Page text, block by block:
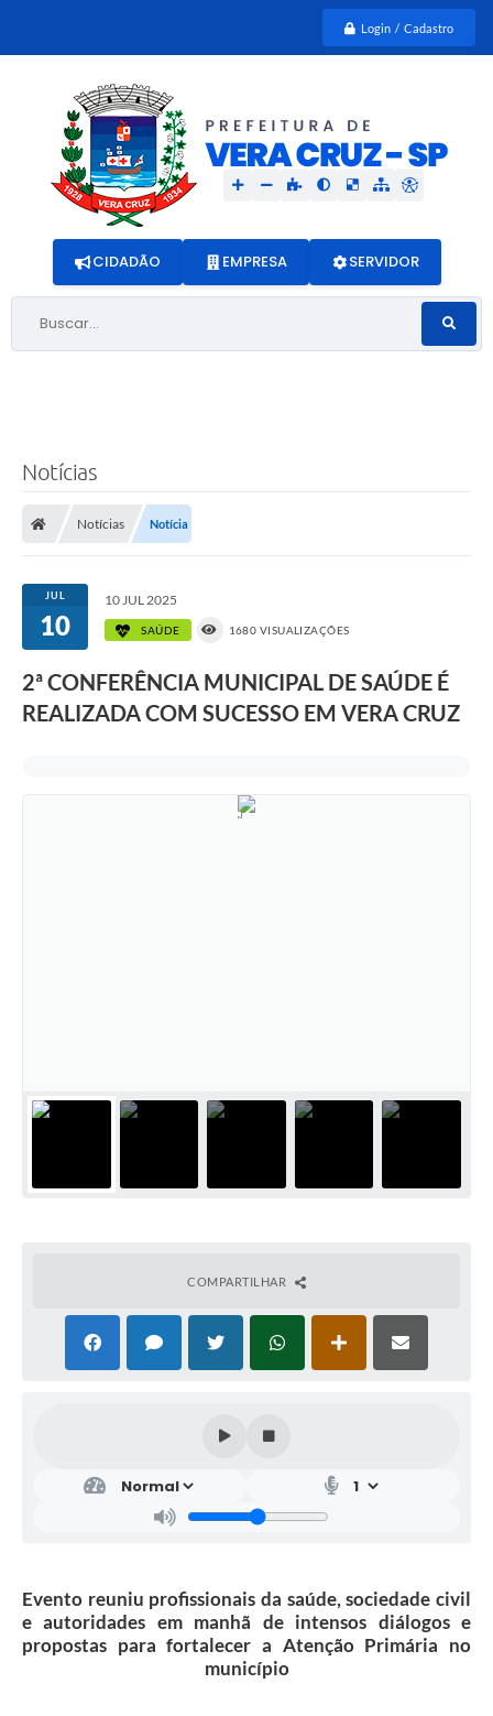
Login / Cadastro
Buscar...
CIDADÃO EMPRESA SERVIDOR
Notícias
Notícias Notícia
JUL
10
10 JUL 2025
SAÚDE 1680 VISUALIZAÇÕES
2ª CONFERÊNCIA MUNICIPAL DE SAÚDE É
REALIZADA COM SUCESSO EM VERA CRUZ
COMPARTILHAR
Evento reuniu profissionais da saúde, sociedade civil
e autoridades em manhã de intensos diálogos e
propostas para fortalecer a Atenção Primária no
município